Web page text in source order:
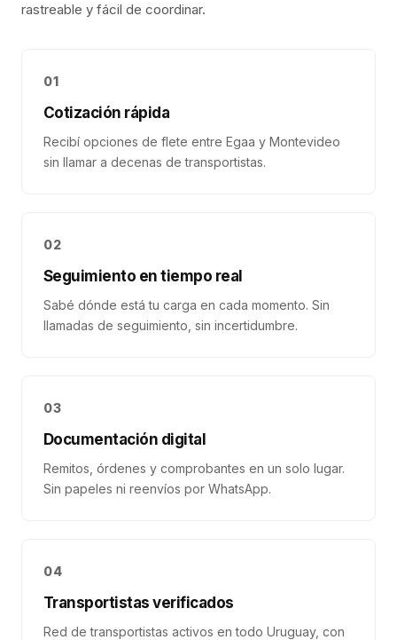
rastreable y fácil de coordinar.
01
Cotización rápida
Recibí opciones de flete entre Egaa y Montevideo
sin llamar a decenas de transportistas.
02
Seguimiento en tiempo real
Sabé dónde está tu carga en cada momento. Sin
llamadas de seguimiento, sin incertidumbre.
03
Documentación digital
Remitos, órdenes y comprobantes en un solo lugar.
Sin papeles ni reenvíos por WhatsApp.
04
Transportistas verificados
Red de transportistas activos en todo Uruguay, con